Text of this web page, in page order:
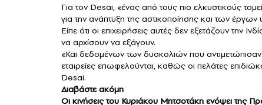
Για τον Desai, «ένας από τους πιο ελκυστικούς
για την ανάπτυξη της αστικοποίησης και των έργων
Είπε ότι οι επιχειρήσεις αυτές δεν εξετάζουν την
να αρχίσουν να εξάγουν.
«Και δεδομένων των δυσκολιών που αντιμετώπισαν
εταιρείες επωφελούνται, καθώς οι πελάτες
Desai.
Διαβάστε ακόμη
Οι κινήσεις του Κυριάκου Μητσοτάκη ενόψει της